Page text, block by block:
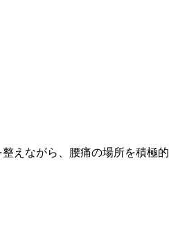
えながら、腰痛の場所を積極的